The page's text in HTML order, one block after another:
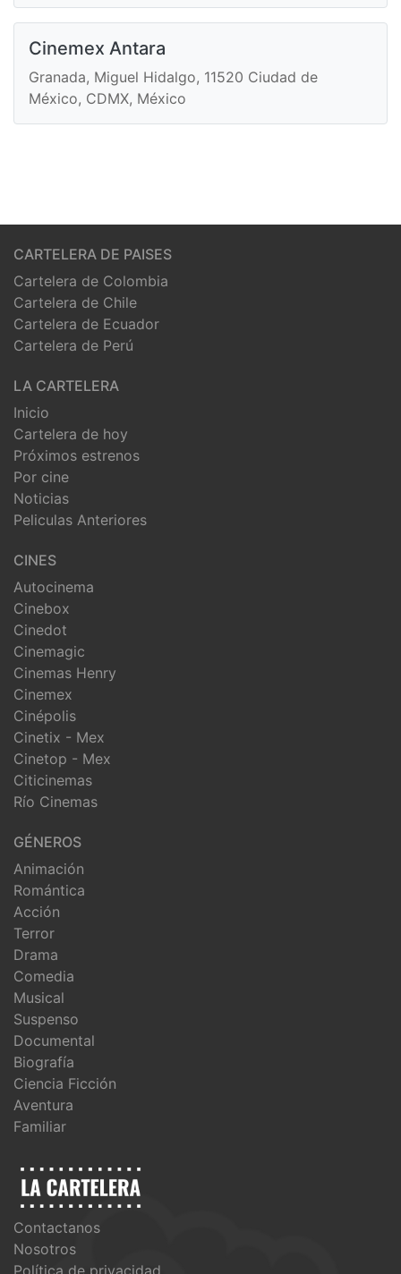
Cinemex Antara
Granada, Miguel Hidalgo, 11520 Ciudad de
México, CDMX, México
CARTELERA DE PAISES
Cartelera de Colombia
Cartelera de Chile
Cartelera de Ecuador
Cartelera de Perú
LA CARTELERA
Inicio
Cartelera de hoy
Próximos estrenos
Por cine
Noticias
Peliculas Anteriores
CINES
Autocinema
Cinebox
Cinedot
Cinemagic
Cinemas Henry
Cinemex
Cinépolis
Cinetix - Mex
Cinetop - Mex
Citicinemas
Río Cinemas
GÉNEROS
Animación
Romántica
Acción
Terror
Drama
Comedia
Musical
Suspenso
Documental
Biografía
Ciencia Ficción
Aventura
Familiar
Contactanos
Nosotros
Política de privacidad